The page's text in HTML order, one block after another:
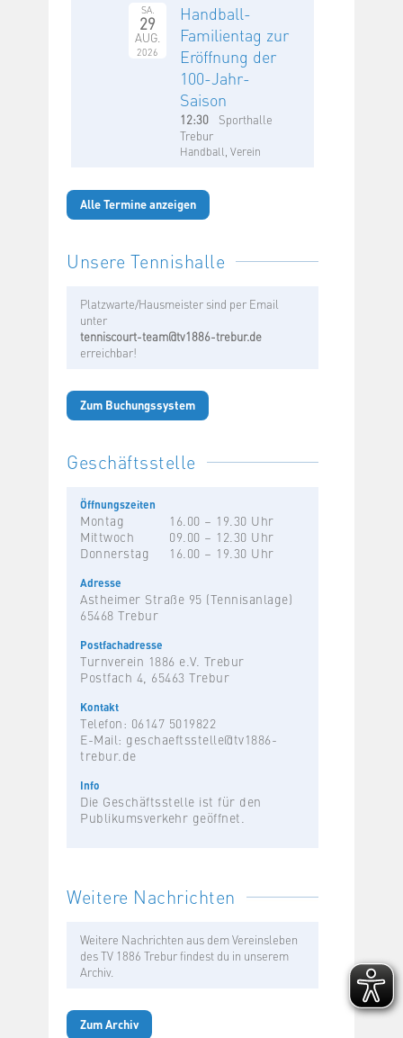
SA.
29
AUG.
2026
Handball-
Familientag zur
Eröffnung der
100-Jahr-
Saison
12:30
Sporthalle
Trebur
Handball, Verein
Alle Termine anzeigen
Unsere Tennishalle
Platzwarte/Hausmeister sind per Email
unter
tenniscourt-team@tv1886-trebur.de
erreichbar!
Zum Buchungssystem
Geschäftsstelle
Öffnungszeiten
Montag
16.00 – 19.30 Uhr
Mittwoch
09.00 – 12.30 Uhr
Donnerstag
16.00 – 19.30 Uhr
Adresse
Astheimer Straße 95 (Tennisanlage)
65468 Trebur
Postfachadresse
Turnverein 1886 e.V. Trebur
Postfach 4, 65463 Trebur
Kontakt
Telefon: 06147 5019822
E-Mail: geschaeftsstelle@tv1886-
trebur.de
Info
Die Geschäftsstelle ist für den
Publikumsverkehr geöffnet.
Weitere Nachrichten
Weitere Nachrichten aus dem Vereinsleben
des TV 1886 Trebur findest du in unserem
Archiv.
Zum Archiv